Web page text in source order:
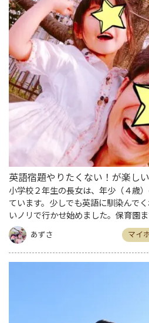
英語宿題やりたくない！が楽し
小学校２年生の長女は、年少（４歳
ています。少しでも英語に馴染んで
いノリで行かせ始めました。保育園
す。 ところが、小学生にあがってか
です。…
あずさ マイ